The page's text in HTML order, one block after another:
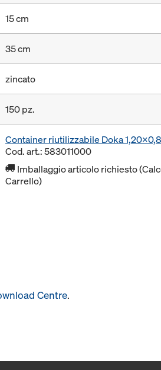
15 cm
35 cm
zincato
150 pz.
Container riutilizzabile Doka
Cod. art.: 583011000
Imballaggio articolo richiesto
Carrello)
Centre.